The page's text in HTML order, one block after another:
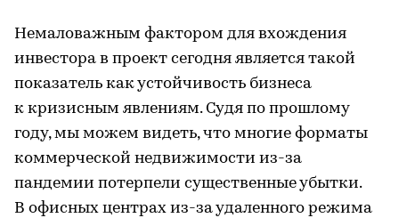
Немаловажным фактором для вхождения
инвестора в проект сегодня является такой
показатель как устойчивость бизнеса
к кризисным явлениям. Судя по прошлому
году, мы можем видеть, что многие форматы
коммерческой недвижимости из-за
пандемии потерпели существенные убытки.
В офисных центрах из-за удаленного режима